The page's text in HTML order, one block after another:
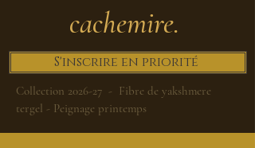
cachemire.
S'inscrire en priorité
Collection 2026-27 - Fibre de yakshmere
tergel - Peignage printemps